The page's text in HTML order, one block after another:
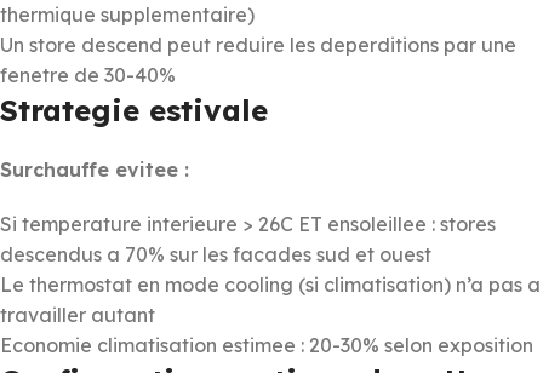
thermique supplementaire)
Un store descend peut reduire les deperditions par une
fenetre de 30-40%
Strategie estivale
Surchauffe evitee :
Si temperature interieure > 26C ET ensoleillee : stores
descendus a 70% sur les facades sud et ouest
Le thermostat en mode cooling (si climatisation) n’a pas a
travailler autant
Economie climatisation estimee : 20-30% selon exposition